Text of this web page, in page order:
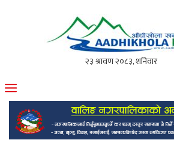
मोफसलकै लोकप्रिय अनलाइन पत्रिका